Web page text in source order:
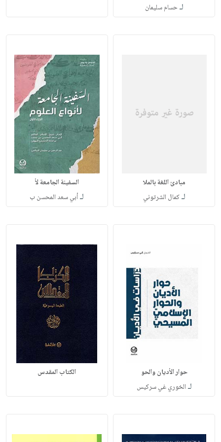
لـحسام سليمان
مبادئ اللغة بالملا
لـكمال الشرتوني
السفينة الجامعة لأ
لـأبي سعد المحسن ب
حوار الأديان والحو
لـ الخوري غي سركيس
الكتاب المقدس